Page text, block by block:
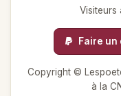
Visiteurs
Faire un
Copyright ©
à la